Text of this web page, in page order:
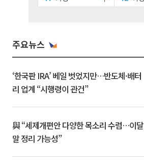
주요뉴스
‘한국판 IRA’ 베일 벗었지만…반도체·배터
리 업계 “시행령이 관건”
與 “세제개편안 다양한 목소리 수렴…이달
말 정리 가능성”